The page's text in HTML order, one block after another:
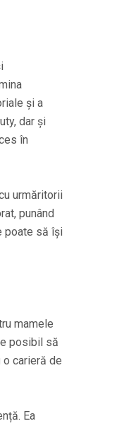
și a
dar și
în
urmăritorii
punând
poate să își
mamele
posibil să
carieră de
Ea